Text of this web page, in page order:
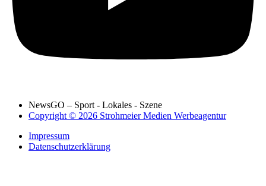
NewsGO – Sport - Lokales - Szene
Copyright © 2026 Strohmeier Medien Werbeagentur
Impressum
Datenschutzerklärung